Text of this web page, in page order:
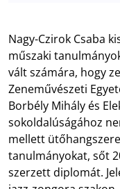
Nagy-Czirok Csaba
műszaki
vált számára, hogy
Zeneművészeti
Borbély Mihály és
sokoldalúságához
mellett
tanulmányokat, sőt
szerzett diplomát.